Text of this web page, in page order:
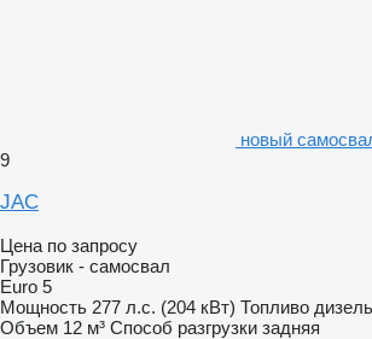
новый
9
JAC
Цена по запросу
Грузовик - самосвал
Euro 5
Мощность 277 л.с. (204 кВт) Топливо дизель
Объем 12 м³ Способ разгрузки задняя